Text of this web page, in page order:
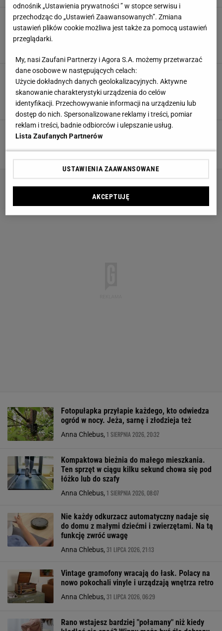
Jeden szczegół w salonie, a zapach od razu się
zmienia - zapłaciłam za niego grosze w Sinsay
Kochały je nasze babcie. Garnki żeliwne są
niezastąpione w letniej i jesiennej kuchni. I
wyglądają świetnie
Anna Chlebus,2 SIERPNIA 2026, 20:11
Jedna mała zmiana, a cały salon wygląda
inaczej. Każdy gość pyta mnie o ten dywan
Fotopułapka przyłapie każdego, kto odwiedza
ogród w nocy. Jeża, sarnę i złodzieja też
Anna Chlebus, 1 SIERPNIA 2026, 20:32
Kompaktowa bieżnia do małego mieszkania.
Ten sprzęt w ciągu kilku sekund chowa się pod
łóżko lub do szafy
Anna Chlebus, 1 SIERPNIA 2026, 08:07
Nie każdy odkurzacz automatyczny nadaje się
do domu z małymi dziećmi i zwierzętami. Na tą
funkcję zwróć uwagę
Anna Chlebus, 31 LIPCA 2026, 21:13
Vintage gramofony wracają do łask. Polacy na
nowo pokochali vinyle i urządzają wnętrza retro
Anna Chlebus, 31 LIPCA 2026, 06:29
Rano wstajesz bardziej "połamany" niż kiedy
odnośnik „Ustawienia prywatności ” w stopce serwisu i
przechodząc do „Ustawień Zaawansowanych”. Zmiana
ustawień plików cookie możliwa jest także za pomocą ustawień
przeglądarki.
My, nasi Zaufani Partnerzy i Agora S.A. możemy przetwarzać
dane osobowe w następujących celach:
Użycie dokładnych danych geolokalizacyjnych. Aktywne
skanowanie charakterystyki urządzenia do celów
identyfikacji. Przechowywanie informacji na urządzeniu lub
dostęp do nich. Spersonalizowane reklamy i treści, pomiar
reklam i treści, badnie odbiorców i ulepszanie usług.
Lista Zaufanych Partnerów
USTAWIENIA ZAAWANSOWANE
AKCEPTUJĘ